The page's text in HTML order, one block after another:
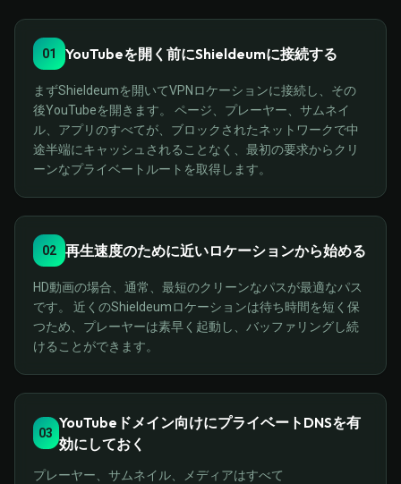
01 YouTubeを開く前にShieldeumに接続する
まずShieldeumを開いてVPNロケーションに接続し、その
後YouTubeを開きます。 ページ、プレーヤー、サムネイ
ル、アプリのすべてが、ブロックされたネットワークで中
途半端にキャッシュされることなく、最初の要求からクリ
ーンなプライベートルートを取得します。
02 再生速度のために近いロケーションから始める
HD動画の場合、通常、最短のクリーンなパスが最適なパス
です。 近くのShieldeumロケーションは待ち時間を短く保
つため、プレーヤーは素早く起動し、バッファリングし続
けることができます。
03
YouTubeドメイン向けにプライベートDNSを有
効にしておく
プレーヤー、サムネイル、メディアはすべて